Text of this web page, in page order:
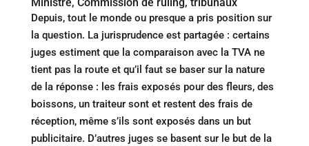
Depuis, tout le monde ou presque a pris position sur
la question. La jurisprudence est partagée : certains
juges estiment que la comparaison avec la TVA ne
tient pas la route et qu’il faut se baser sur la nature
de la réponse : les frais exposés pour des fleurs, des
boissons, un traiteur sont et restent des frais de
réception, même s’ils sont exposés dans un but
publicitaire. D’autres juges se basent sur le but de la